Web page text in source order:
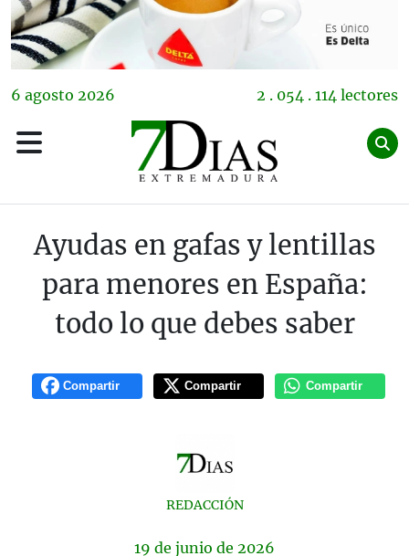
6 agosto 2026 2 . 054 . 114 lectores
Ayudas en gafas y lentillas
para menores en España:
todo lo que debes saber
Compartir Compartir Compartir
REDACCIÓN
19 de junio de 2026